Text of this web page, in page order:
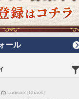
ール
Louisoix [Chaos]